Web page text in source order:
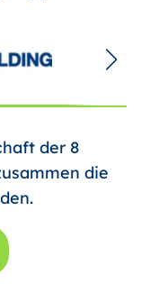
der 8
die